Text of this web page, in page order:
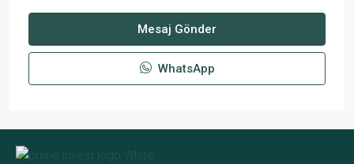
Mesaj Gönder
WhatsApp